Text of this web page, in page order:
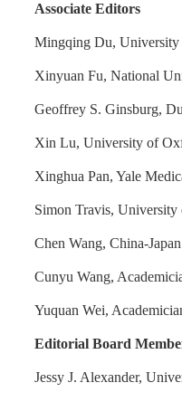
Associate Editors
Mingqing Du,
Xinyuan Fu, National
Geoffrey S. Ginsburg,
Xin Lu, University of
Xinghua Pan, Yale
Simon Travis,
Chen Wang, China-
Cunyu Wang,
Yuquan Wei,
Editorial Board
Jessy J. Alexander,